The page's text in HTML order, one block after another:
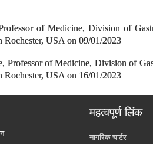
of Medicine, Division of
USA on 09/01/2023
Professor of Medicine, Division of
USA on 16/01/2023
महत्वपूर्ण लिंक
नागरिक चार्टर